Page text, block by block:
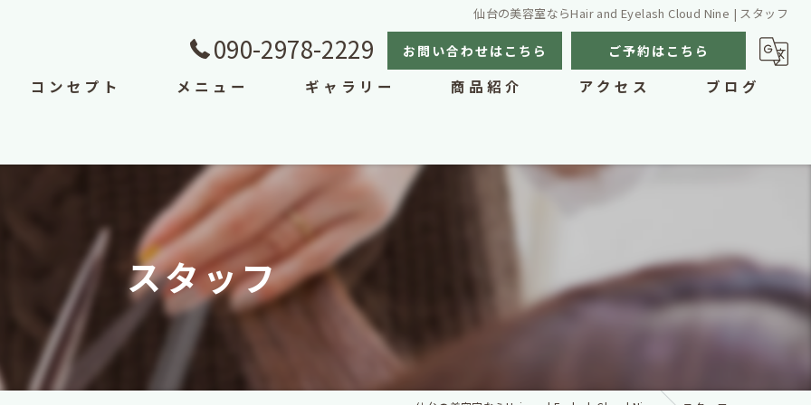
仙台の美容室ならHair and Eyelash Cloud Nine | スタッフ
090-2978-2229 お問い合わせはこちら ご予約はこちら
コンセプト メニュー ギャラリー 商品紹介 アクセス ブログ
スタッフ